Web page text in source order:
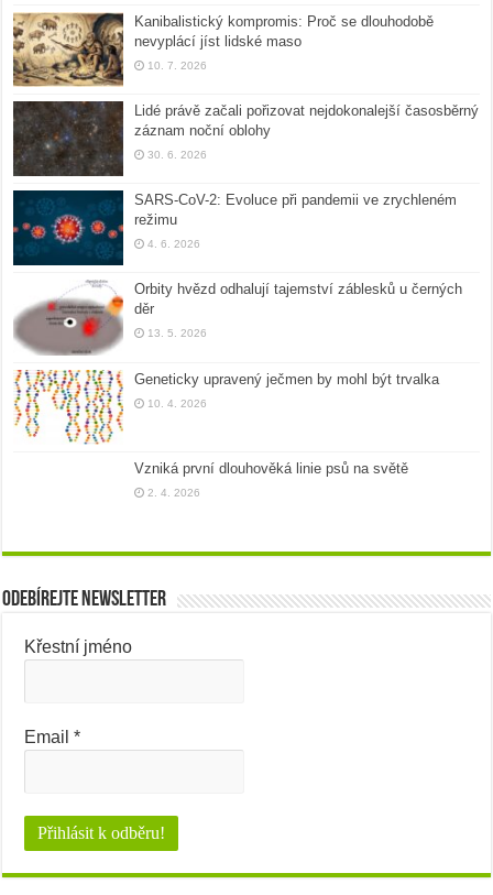
Kanibalistický kompromis: Proč se dlouhodobě
nevyplácí jíst lidské maso
10. 7. 2026
Lidé právě začali pořizovat nejdokonalejší časosběrný
záznam noční oblohy
30. 6. 2026
SARS-CoV-2: Evoluce při pandemii ve zrychleném
režimu
4. 6. 2026
Orbity hvězd odhalují tajemství záblesků u černých
děr
13. 5. 2026
Geneticky upravený ječmen by mohl být trvalka
10. 4. 2026
Vzniká první dlouhověká linie psů na světě
2. 4. 2026
Odebírejte newsletter
Křestní jméno
Email*